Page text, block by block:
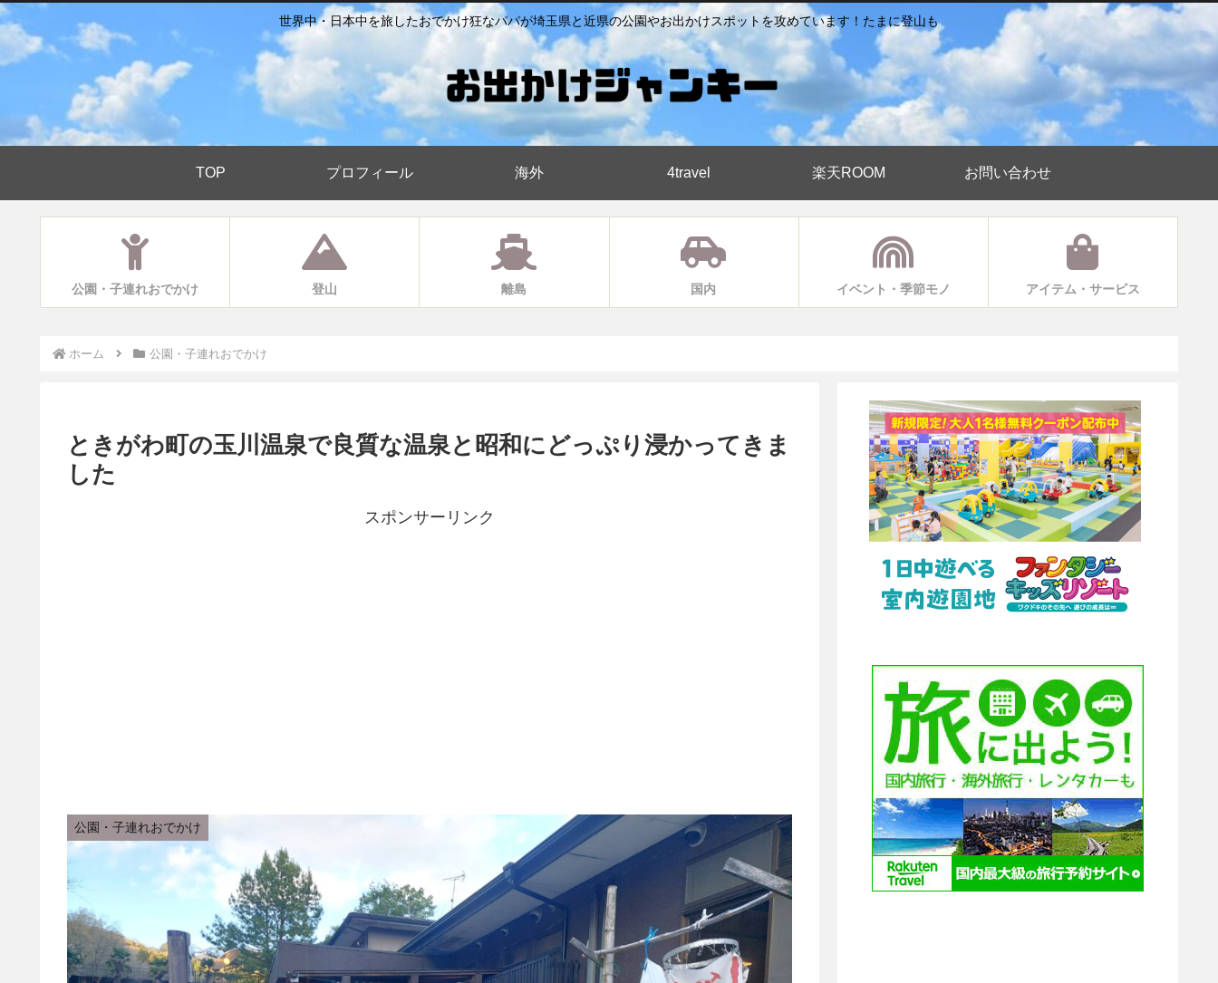
世界中・日本中を旅したおでかけ狂なパパが埼玉県と近県の公園やお出かけスポットを攻めています！たまに登山も
TOP プロフィール 海外 4travel 楽天ROOM お問い合わせ
公園・子連れおでかけ 登山 離島 国内 イベント・季節モノ アイテム・サービス
ホーム 公園・子連れおでかけ
ときがわ町の玉川温泉で良質な温泉と昭和にどっぷり浸かってきま
した
スポンサーリンク
公園・子連れおでかけ